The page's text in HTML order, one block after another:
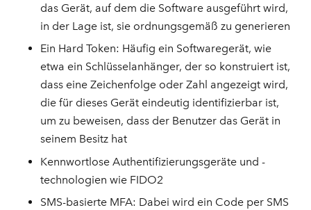
das Gerät, auf dem die Software ausgeführt wird,
in der Lage ist, sie ordnungsgemäß zu generieren
Ein Hard Token: Häufig ein Softwaregerät, wie
etwa ein Schlüsselanhänger, der so konstruiert ist,
dass eine Zeichenfolge oder Zahl angezeigt wird,
die für dieses Gerät eindeutig identifizierbar ist,
um zu beweisen, dass der Benutzer das Gerät in
seinem Besitz hat
Kennwortlose Authentifizierungsgeräte und -
technologien wie FIDO2
SMS-basierte MFA: Dabei wird ein Code per SMS